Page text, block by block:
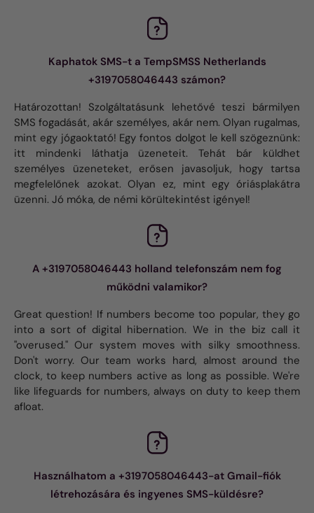
Kaphatok SMS-t a TempSMSS Netherlands
+3197058046443 számon?
Határozottan! Szolgáltatásunk lehetővé teszi bármilyen
SMS fogadását, akár személyes, akár nem. Olyan rugalmas,
mint egy jógaoktató! Egy fontos dolgot le kell szögeznünk:
itt mindenki láthatja üzeneteit. Tehát bár küldhet
személyes üzeneteket, erősen javasoljuk, hogy tartsa
megfelelőnek azokat. Olyan ez, mint egy óriásplakátra
üzenni. Jó móka, de némi körültekintést igényel!
A +3197058046443 holland telefonszám nem fog
működni valamikor?
Great question! If numbers become too popular, they go
into a sort of digital hibernation. We in the biz call it
"overused." Our system moves with silky smoothness.
Don't worry. Our team works hard, almost around the
clock, to keep numbers active as long as possible. We're
like lifeguards for numbers, always on duty to keep them
afloat.
Használhatom a +3197058046443-at Gmail-fiók
létrehozására és ingyenes SMS-küldésre?